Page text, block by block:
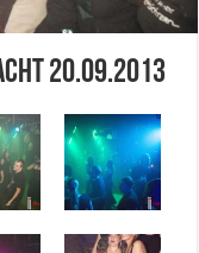
20.09.2013